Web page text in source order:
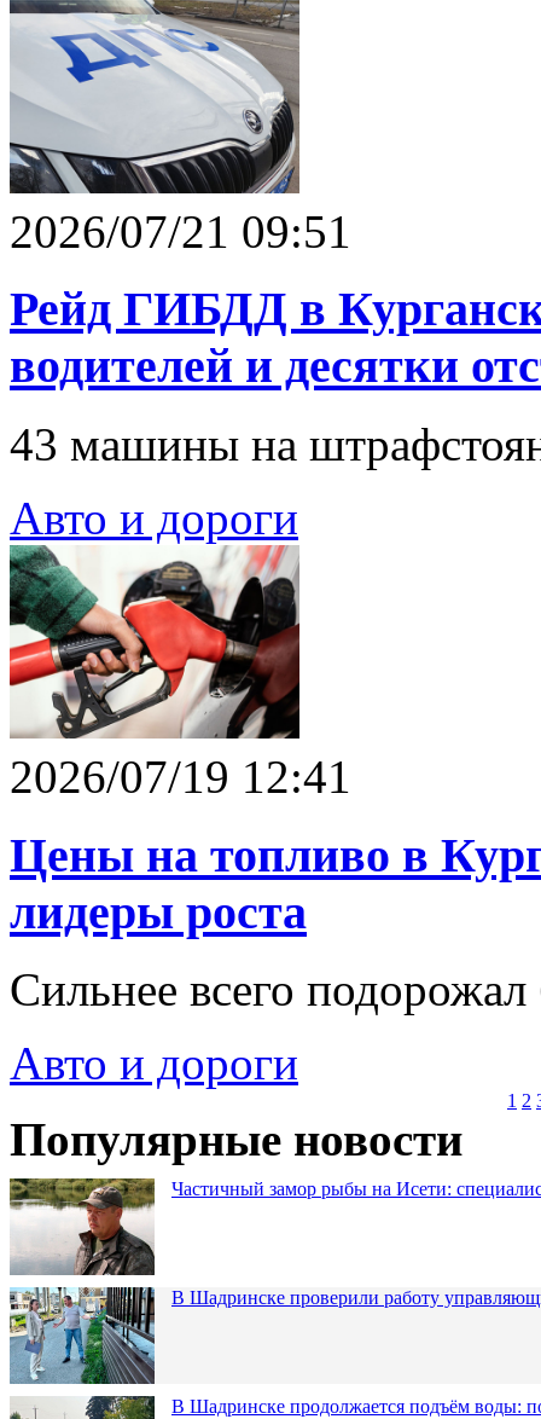
2026/07/21 09:51
Рейд ГИБДД в
водителей и десятки
43 машины на
Авто и дороги
2026/07/19 12:41
Цены на топливо в
лидеры роста
Сильнее всего
Авто и дороги
1 2
Популярные новости
Частичный замор рыбы на Исети:
В Шадринске проверили работу
В Шадринске продолжается подъём воды: